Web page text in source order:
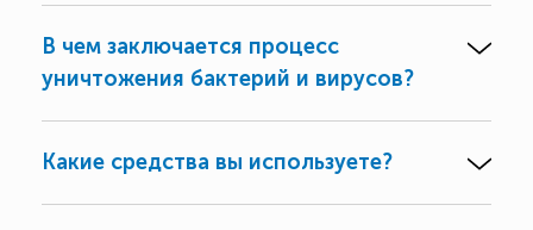
В чем заключается процесс
уничтожения бактерий и вирусов?
Какие средства вы используете?